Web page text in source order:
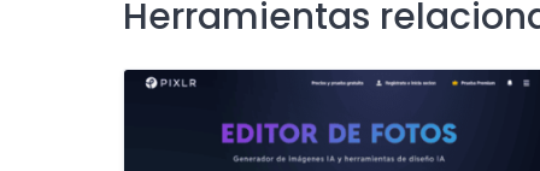
Herramientas